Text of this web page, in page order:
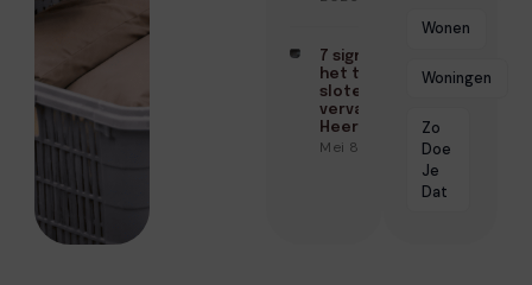
7 signalen dat
het tijd is om je
sloten te
vervangen in
Heerhugowaard
Mei 8, 2026
Wonen
Woningen
Zo
Doe
Je
Dat